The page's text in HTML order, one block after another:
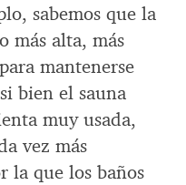
sabemos que la
más alta, más
mantenerse
bien el sauna
muy usada,
vez más
la que los baños